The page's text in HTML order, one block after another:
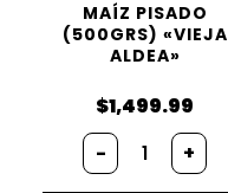
MAÍZ PISADO
(500GRS) «VIEJA
ALDEA»
$1,499.99
-
+